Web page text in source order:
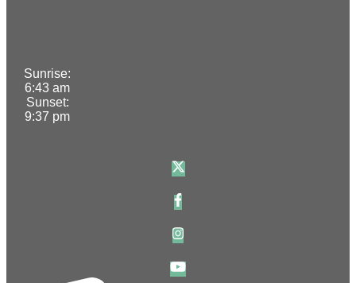
Sunrise:
6:43 am
Sunset:
9:37 pm